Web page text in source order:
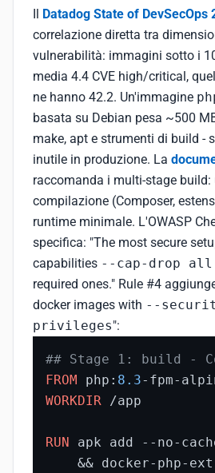
Il Datadog State of DevSecOps
correlazione diretta tra
vulnerabilità: immagini sotto i
media 4.4 CVE high/critical,
ne hanno 42.2. Un'immagine
basata su Debian pesa ~500
make, apt e strumenti di build -
inutile in produzione. La
raccomanda i multi-stage build:
compilazione (Composer,
runtime minimale. L'OWASP
specifica: "The most secure
capabilities --cap-drop all
required ones." Rule #4
docker images with --
privileges":
## Stage 1: build -
FROM php: 8.3
WORKDIR /app
RUN apk add --no-
&& docker-php-